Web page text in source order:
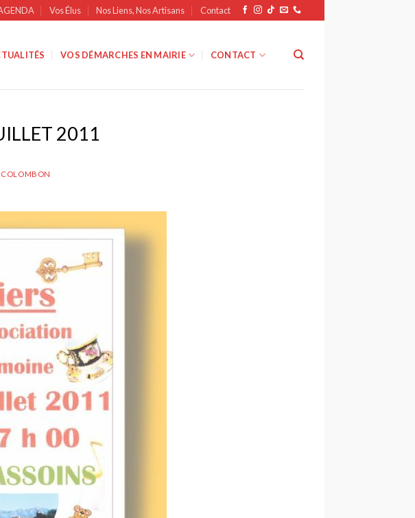
Vos Élus Nos Liens, Nos Artisans Contact
VOS DÉMARCHES EN MAIRIE CONTACT
2011
COLOMBON